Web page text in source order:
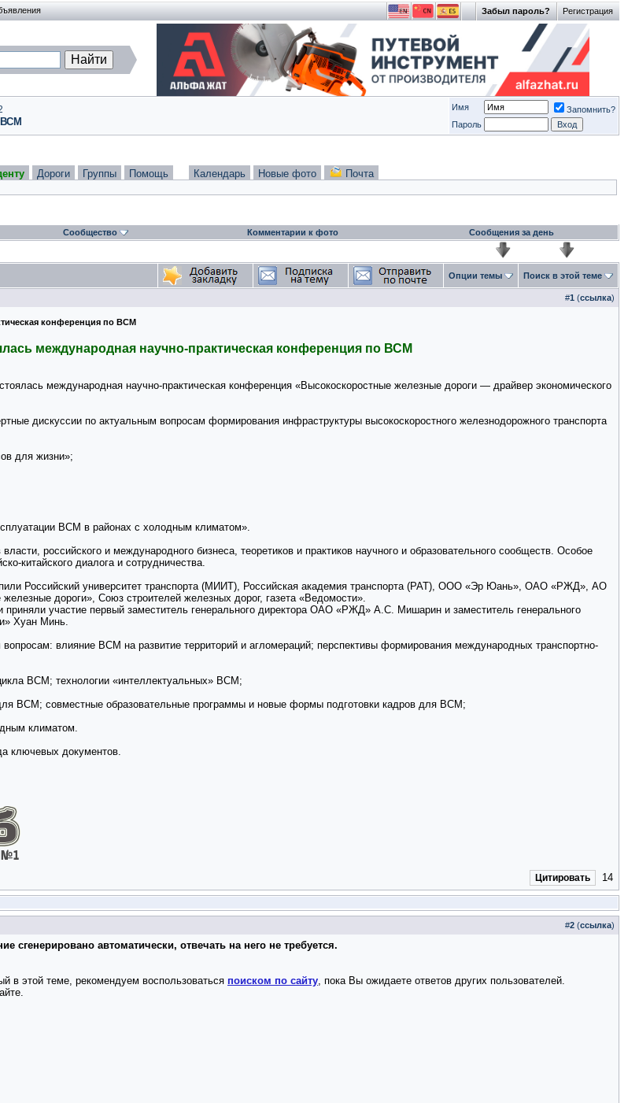
Регистрация
Забыл пароль?
ВСМ
Имя
Запомнить?
Пароль
Дороги Группы Помощь Календарь Новые фото Почта
Сообщество Комментарии к фото Сообщения за день
Опции темы Поиск в этой теме
#1 (ссылка)
конференция по ВСМ
международная научно-практическая конференция по ВСМ
международная научно-практическая конференция «Высокоскоростные железные дороги — драйвер экономического
дискуссии по актуальным вопросам формирования инфраструктуры высокоскоростного железнодорожного транспорта
для жизни»;
ВСМ в районах с холодным климатом».
российского и международного бизнеса, теоретиков и практиков научного и образовательного сообществ. Особое
китайского диалога и сотрудничества.
Российский университет транспорта (МИИТ), Российская академия транспорта (РАТ), ООО «Эр Юань», ОАО «РЖД», АО
дороги», Союз строителей железных дорог, газета «Ведомости».
приняли участие первый заместитель генерального директора ОАО «РЖД» А.С. Мишарин и заместитель генерального
Хуан Минь.
влияние ВСМ на развитие территорий и агломераций; перспективы формирования международных транспортно-
ВСМ; технологии «интеллектуальных» ВСМ;
ВСМ; совместные образовательные программы и новые формы подготовки кадров для ВСМ;
климатом.
ключевых документов.
Цитировать 14
#2 (ссылка)
сгенерировано автоматически, отвечать на него не требуется.
в этой теме, рекомендуем воспользоваться поиском по сайту, пока Вы ожидаете ответов других пользователей.